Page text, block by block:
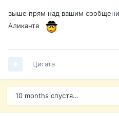
выше прям над вашим
Аликанте
Цитата
10 months спустя...